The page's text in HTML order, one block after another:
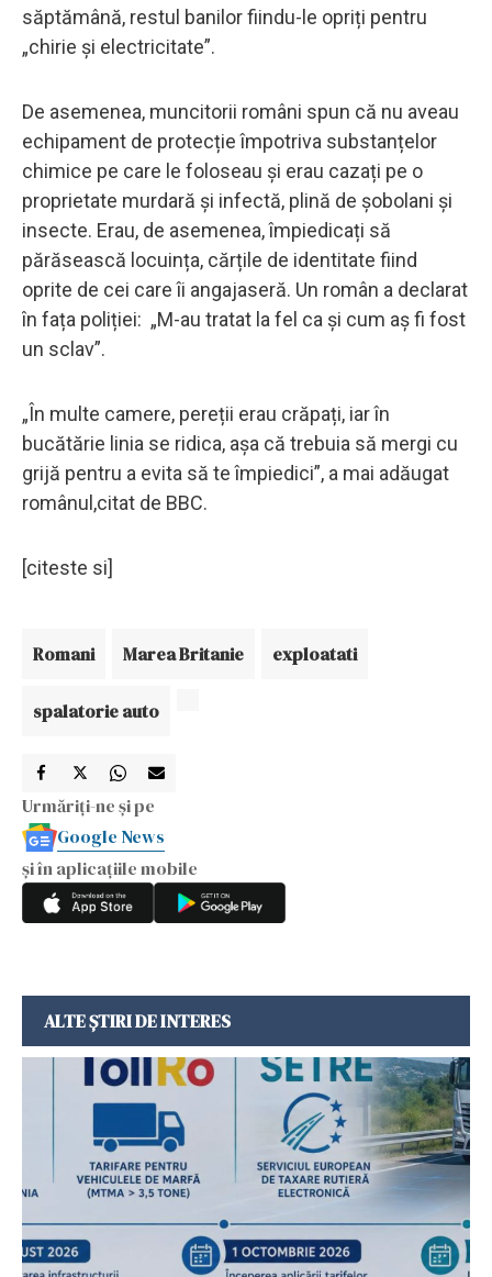
săptămână, restul banilor fiindu-le opriți pentru
„chirie și electricitate”.
De asemenea, muncitorii români spun că nu aveau
echipament de protecție împotriva substanțelor
chimice pe care le foloseau și erau cazați pe o
proprietate murdară și infectă, plină de șobolani și
insecte. Erau, de asemenea, împiedicați să
părăsească locuința, cărțile de identitate fiind
oprite de cei care îi angajaseră. Un român a declarat
în fața poliției: „M-au tratat la fel ca și cum aș fi fost
un sclav”.
„În multe camere, pereții erau crăpați, iar în
bucătărie linia se ridica, așa că trebuia să mergi cu
grijă pentru a evita să te împiedici”, a mai adăugat
românul,citat de BBC.
[citeste si]
Romani Marea Britanie exploatati
spalatorie auto
Urmăriți-ne și pe
Google News
și în aplicațiile mobile
ALTE ȘTIRI DE INTERES